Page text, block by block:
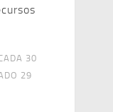
30
29